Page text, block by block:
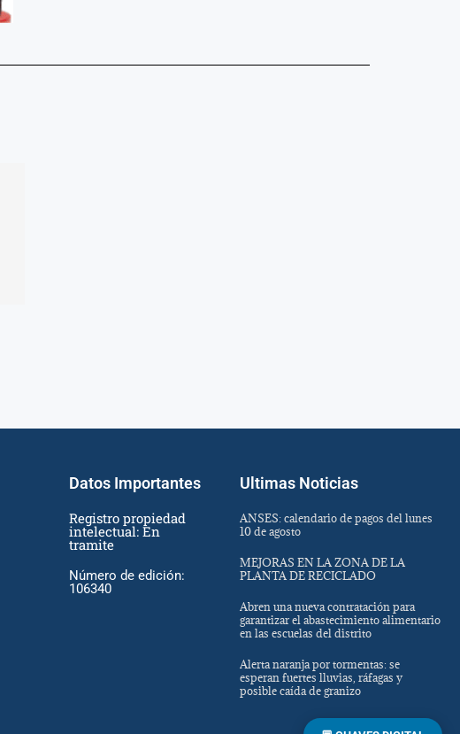
Datos Importantes
Registro propiedad
intelectual: En
tramite
Número de edición:
106340
Ultimas Noticias
ANSES: calendario de pagos del lunes
10 de agosto
MEJORAS EN LA ZONA DE LA
PLANTA DE RECICLADO
Abren una nueva contratación para
garantizar el abastecimiento alimentario
en las escuelas del distrito
Alerta naranja por tormentas: se
esperan fuertes lluvias, ráfagas y
posible caída de granizo